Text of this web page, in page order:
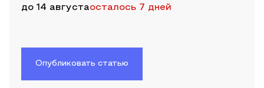
до 14 августаосталось 7 дней
Опубликовать статью